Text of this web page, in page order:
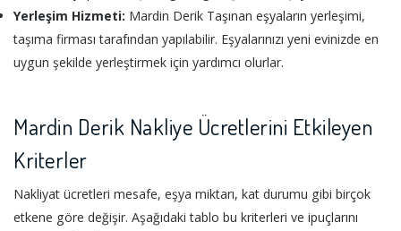
Yerleşim Hizmeti: Mardin Derik Taşınan eşyaların yerleşimi,
taşıma firması tarafından yapılabilir. Eşyalarınızı yeni evinizde en
uygun şekilde yerleştirmek için yardımcı olurlar.
Mardin Derik Nakliye Ücretlerini Etkileyen
Kriterler
Nakliyat ücretleri mesafe, eşya miktarı, kat durumu gibi birçok
etkene göre değişir. Aşağıdaki tablo bu kriterleri ve ipuçlarını